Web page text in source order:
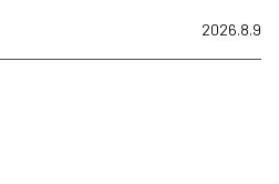
2026.8.9